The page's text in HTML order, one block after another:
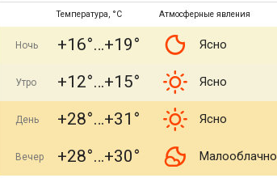
Температура, °C Атмосферные явления
Ночь +16° +19° Ясно
Утро +12° +15° Ясно
День +28° +31° Ясно
Вечер +28° +30° Малооблачно